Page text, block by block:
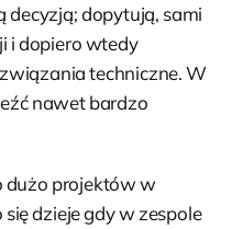
decyzją; dopytują, sami
i dopiero wtedy
techniczne. W
nawet bardzo
dużo projektów w
dzieje gdy w zespole